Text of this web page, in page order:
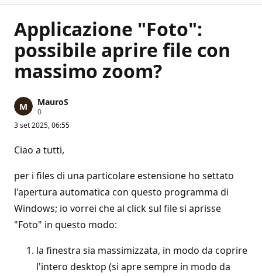
Applicazione "Foto":
possibile aprire file con
massimo zoom?
MauroS
0P
n
d
r
e
p
u
t
z
n
3 set 2025, 06:55
Ciao a tutti,
per i files di una particolare estensione ho settato
l'apertura automatica con questo programma di
Windows; io vorrei che al click sul file si aprisse
"Foto" in questo modo:
la finestra sia massimizzata, in modo da coprire
l'intero desktop (si apre sempre in modo da